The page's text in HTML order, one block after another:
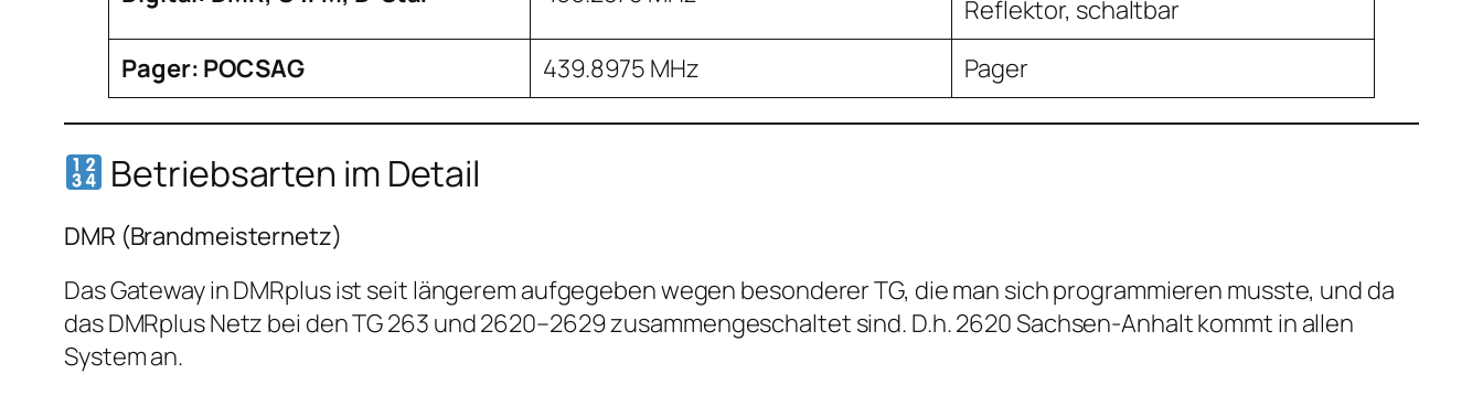
Reflektor, schaltbar
Pager: POCSAG
439.8975 MHz Pager
Betriebsarten im Detail
DMR (Brandmeisternetz)
Das Gateway in DMRplus ist seit längerem aufgegeben wegen besonderer TG, die man sich programmieren musste, und da
das DMRplus Netz bei den TG 263 und 2620–2629 zusammengeschaltet sind. D.h. 2620 Sachsen-Anhalt kommt in allen
System an.